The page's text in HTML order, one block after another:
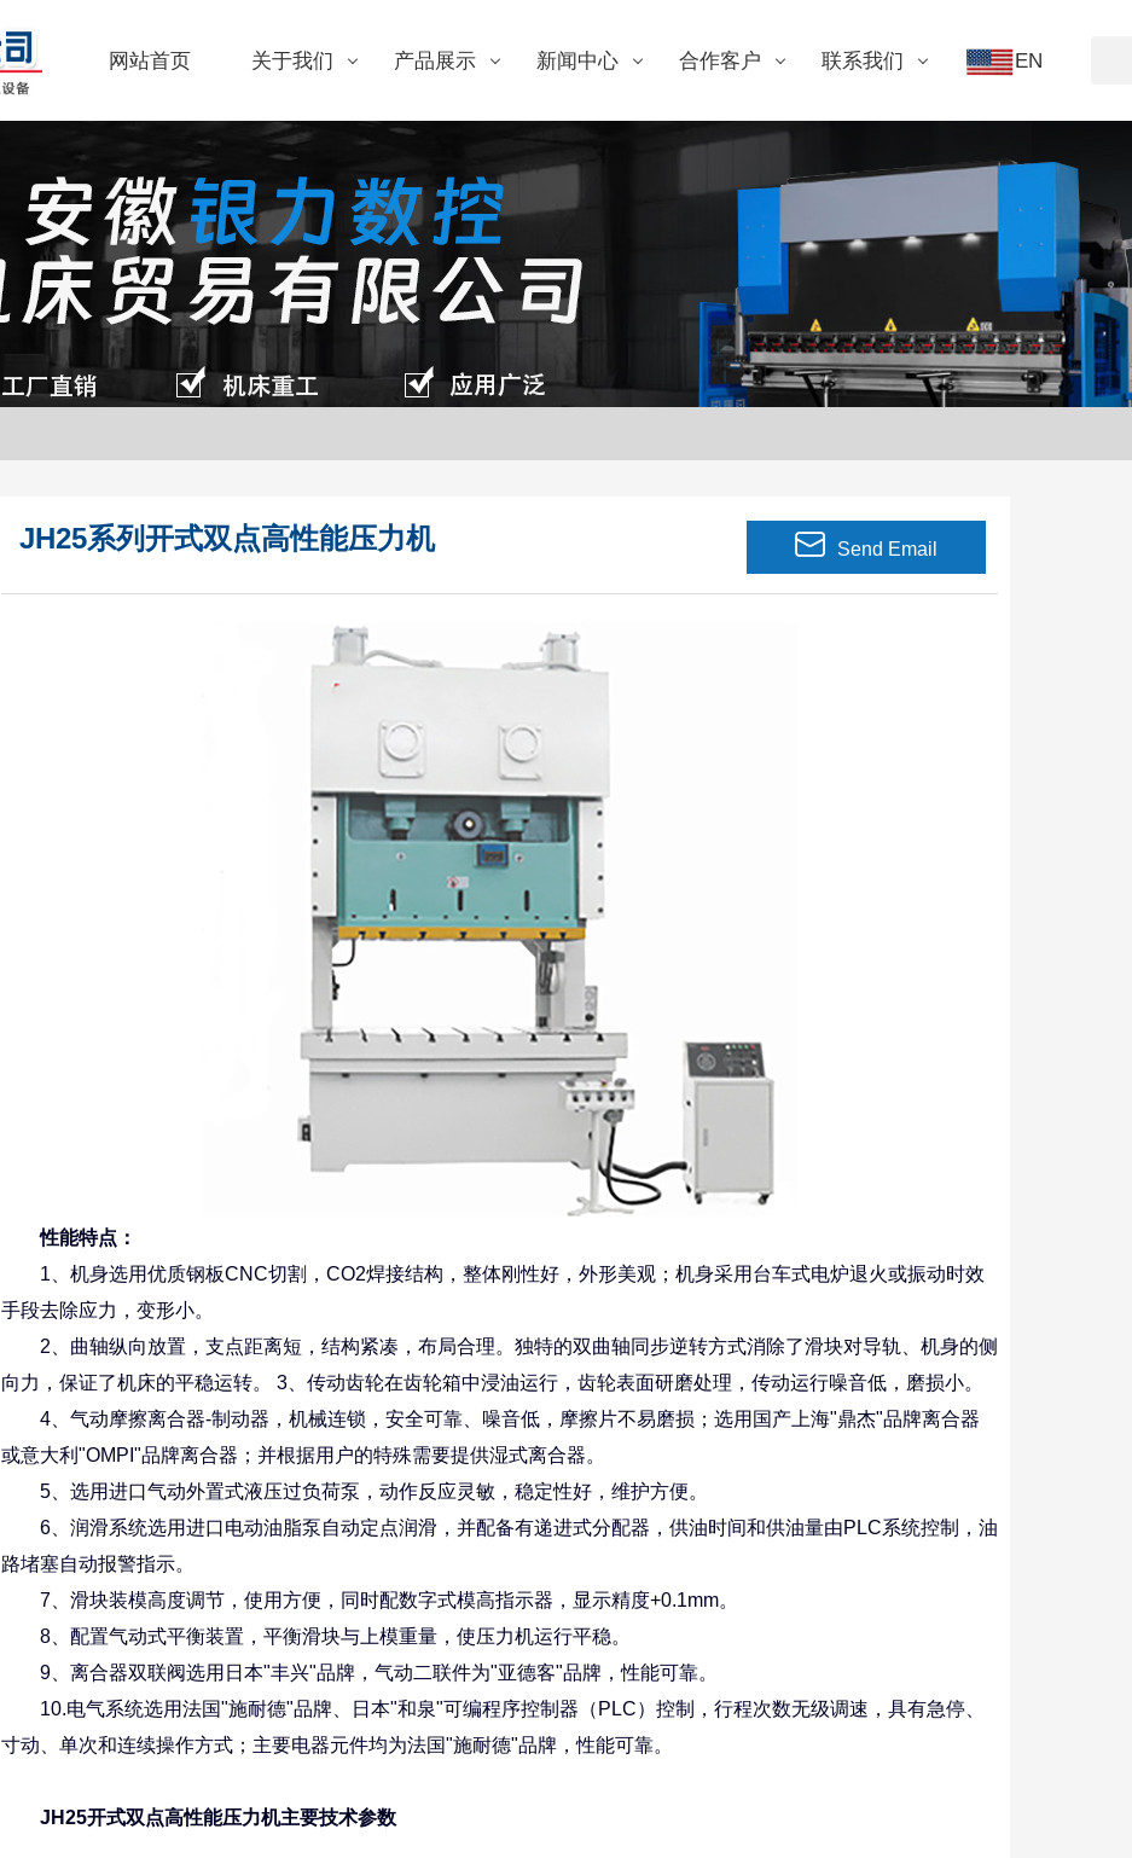
网站首页 关于我们 产品展示 新闻中心 合作客户 联系我们 EN
JH25系列开式双点高性能压力机 Send Email
性能特点：
1、机身选用优质钢板CNC切割，CO2焊接结构，整体刚性好，外形美观；机身采用台车式电炉退火或振动时效
手段去除应力，变形小。
2、曲轴纵向放置，支点距离短，结构紧凑，布局合理。独特的双曲轴同步逆转方式消除了滑块对导轨、机身的侧
向力，保证了机床的平稳运转。 3、传动齿轮在齿轮箱中浸油运行，齿轮表面研磨处理，传动运行噪音低，磨损小。
4、气动摩擦离合器-制动器，机械连锁，安全可靠、噪音低，摩擦片不易磨损；选用国产上海"鼎杰"品牌离合器
或意大利"OMPI"品牌离合器；并根据用户的特殊需要提供湿式离合器。
5、选用进口气动外置式液压过负荷泵，动作反应灵敏，稳定性好，维护方便。
6、润滑系统选用进口电动油脂泵自动定点润滑，并配备有递进式分配器，供油时间和供油量由PLC系统控制，油
路堵塞自动报警指示。
7、滑块装模高度调节，使用方便，同时配数字式模高指示器，显示精度+0.1mm。
8、配置气动式平衡装置，平衡滑块与上模重量，使压力机运行平稳。
9、离合器双联阀选用日本"丰兴"品牌，气动二联件为"亚德客"品牌，性能可靠。
10.电气系统选用法国"施耐德"品牌、日本"和泉"可编程序控制器（PLC）控制，行程次数无级调速，具有急停、
寸动、单次和连续操作方式；主要电器元件均为法国"施耐德"品牌，性能可靠。
JH25开式双点高性能压力机主要技术参数